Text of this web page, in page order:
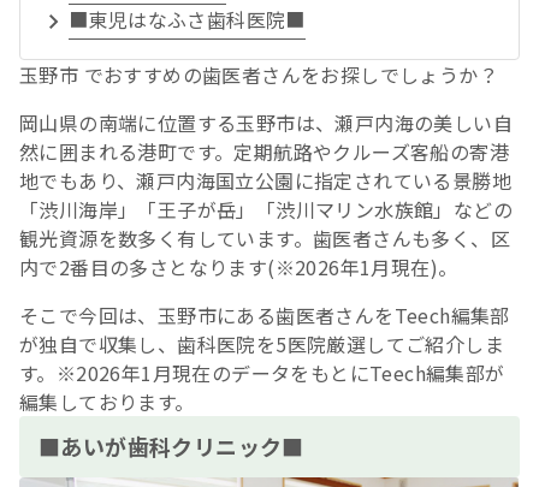
■東児はなふさ歯科医院■
玉野市 でおすすめの歯医者さんをお探しでしょうか？
岡山県の南端に位置する玉野市は、瀬戸内海の美しい自
然に囲まれる港町です。定期航路やクルーズ客船の寄港
地でもあり、瀬戸内海国立公園に指定されている景勝地
「渋川海岸」「王子が岳」「渋川マリン水族館」などの
観光資源を数多く有しています。歯医者さんも多く、区
内で2番目の多さとなります(※2026年1月現在)。
そこで今回は、玉野市にある歯医者さんをTeech編集部
が独自で収集し、歯科医院を5医院厳選してご紹介しま
す。※2026年1月現在のデータをもとにTeech編集部が
編集しております。
■あいが歯科クリニック■